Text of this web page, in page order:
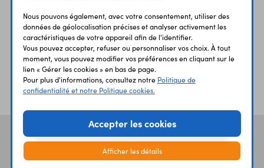
ÉTABLISSEMENTS
SCOLAIRES
PLUS 30 ANS
D’EXPERIENCE
Vos aviset témoignages
Nous pouvons également, avec votre consentement, utiliser des
données de géolocalisation précises et analyser activement les
caractéristiques de votre appareil afin de l'identifier.
Vous pouvez accepter, refuser ou personnaliser vos choix. À tout
moment, vous pouvez modifier vos préférences en cliquant sur le
lien « Gérer les cookies » en bas de page.
Pour plus d'informations, consultez notre Politique de
confidentialité et notre Politique cookies.
Accepter les cookies
Afficher les détails